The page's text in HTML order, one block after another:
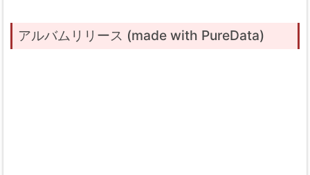
アルバムリリース (made with PureData)